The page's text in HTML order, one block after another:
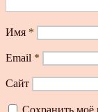
Имя *
Email *
Сайт
Сохранить моё